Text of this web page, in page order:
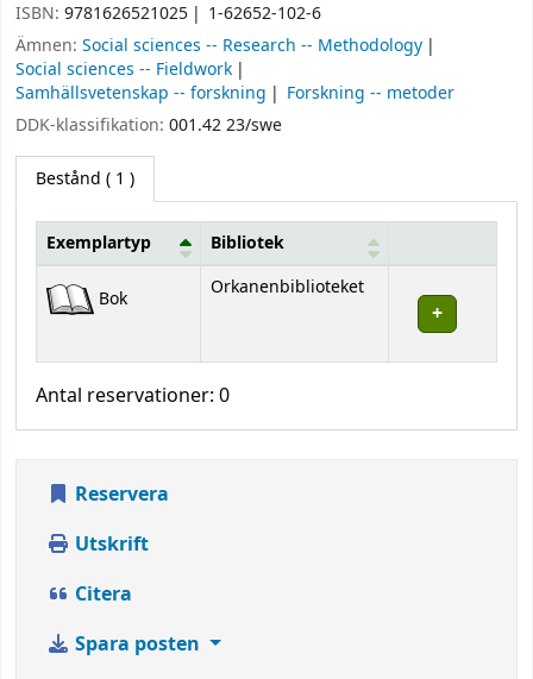
ISBN: 9781626521025
1-62652-102-6
Ämnen: Social sciences -- Research -- Methodology
Social sciences -- Fieldwork
Samhällsvetenskap -- forskning
Forskning -- metoder
DDK-klassifikation: 001.42 23/swe
Bestånd ( 1 )
Bestånd
Exemplartyp Bibliotek
Bok Orkanenbiblioteket
Antal reservationer: 0
Reservera
Utskrift
Citera
Spara posten